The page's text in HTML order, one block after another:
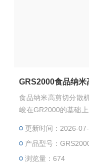
GRS2000食品纳米
食品纳米高剪切分散
峻在GR2000的基础
范围内，由剪切力所
粒径范围小到纳米级。
更新时间：2026-
产品型号：
浏览量：674